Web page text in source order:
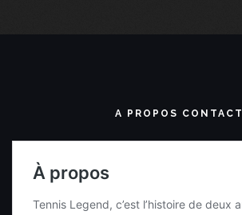
A PROPOS CONTACT